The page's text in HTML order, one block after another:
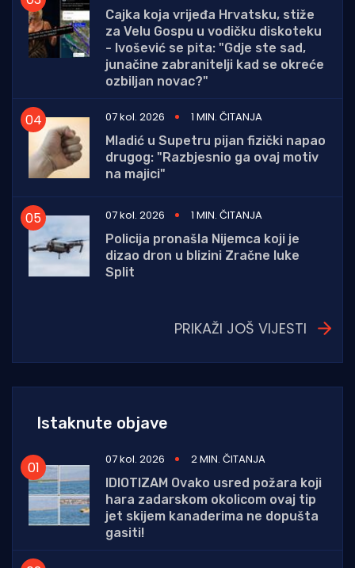
Cajka koja vrijeđa Hrvatsku, stiže
za Velu Gospu u vodičku diskoteku
- Ivošević se pita: "Gdje ste sad,
junačine zabranitelji kad se okreće
ozbiljan novac?"
07 kol. 2026
1 MIN. ČITANJA
Mladić u Supetru pijan fizički napao
drugog: "Razbjesnio ga ovaj motiv
na majici"
07 kol. 2026
1 MIN. ČITANJA
Policija pronašla Nijemca koji je
dizao dron u blizini Zračne luke
Split
PRIKAŽI JOŠ VIJESTI
Istaknute objave
07 kol. 2026
2 MIN. ČITANJA
IDIOTIZAM Ovako usred požara koji
hara zadarskom okolicom ovaj tip
jet skijem kanaderima ne dopušta
gasiti!